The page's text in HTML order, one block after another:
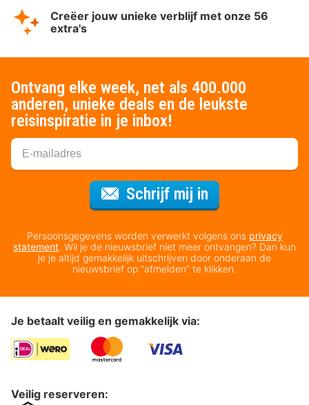
Creëer jouw unieke verblijf met onze 56
extra's
Ontvang elke week, net als 400.000
anderen, unieke deals en de leukste
reisinspiratie in je inbox!
Schrijf mij in
Persoonsgegevens worden verwerkt volgens ons privacy
statement. Wil je de nieuwsbrief niet meer ontvangen? Dan kun
je je altijd gemakkelijk uitschrijven door onderaan de
nieuwsbrief op “afmelden” te klikken.
Je betaalt veilig en gemakkelijk via:
Veilig reserveren: